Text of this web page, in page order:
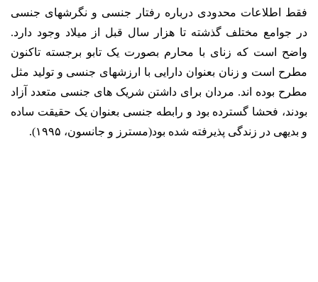
فقط اطلاعات محدودی درباره رفتار جنسی و نگرشهای جنسی
در جوامع مختلف گذشته تا هزار سال قبل از میلاد وجود دارد.
واضح است که زنای با محارم بصورت یک تابو برجسته تاکنون
مطرح است و زنان بعنوان دارایی با ارزشهای جنسی و تولید مثل
مطرح بوده اند. مردان برای داشتن شریک های جنسی متعدد آزاد
بودند، فحشا گسترده بود و رابطه جنسی بعنوان یک حقیقت ساده
و بدیهی در زندگی پذیرفته شده بود(مسترز و جانسون، ۱۹۹۵).